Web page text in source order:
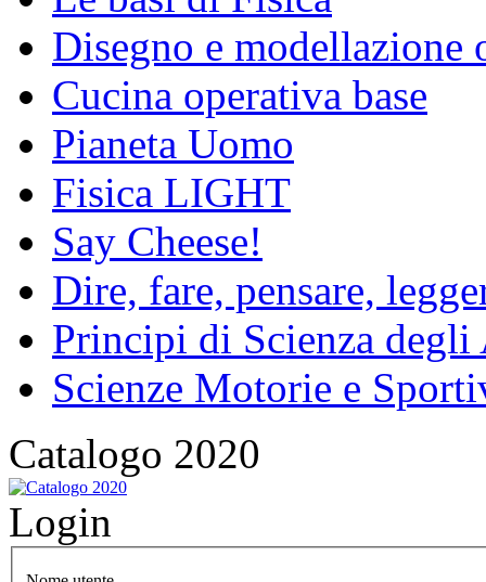
Disegno e modellazione
Cucina operativa base
Pianeta Uomo
Fisica LIGHT
Say Cheese!
Dire, fare, pensare,
Principi di Scienza
Scienze Motorie e
Catalogo 2020
Login